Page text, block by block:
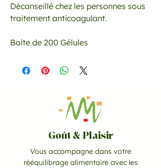
Déconseillé chez les personnes sous
traitement anticoagulant.
Boite de 200 Gélules
Goût & Plaisir
Vous accompagne dans votre
rééquilibrage alimentaire avec les